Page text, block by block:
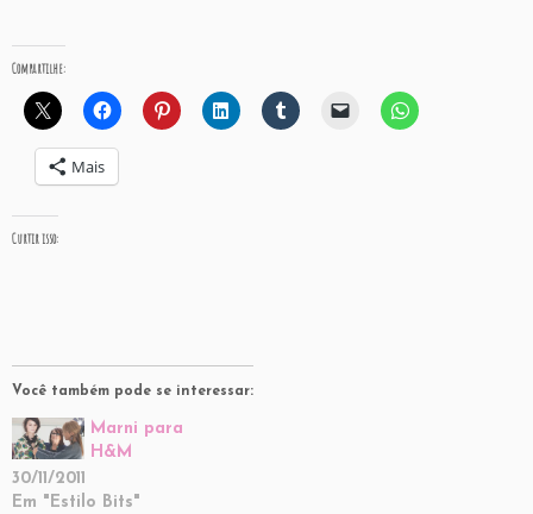
Compartilhe:
Mais
Curtir isso:
Você também pode se interessar:
Marni para
H&M
30/11/2011
Em "Estilo Bits"